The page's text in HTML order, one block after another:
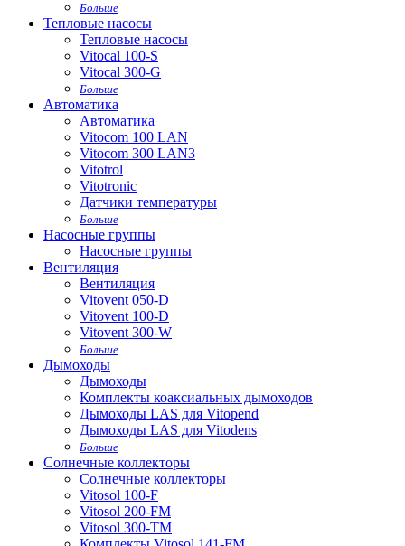
Больше
Тепловые насосы
Тепловые насосы
Vitocal 100-S
Vitocal 300-G
Больше
Автоматика
Автоматика
Vitocom 100 LAN
Vitocom 300 LAN3
Vitotrol
Vitotronic
Датчики температуры
Больше
Насосные группы
Насосные группы
Вентиляция
Вентиляция
Vitovent 050-D
Vitovent 100-D
Vitovent 300-W
Больше
Дымоходы
Дымоходы
Комплекты коаксиальных дымоходов
Дымоходы LAS для Vitopend
Дымоходы LAS для Vitodens
Больше
Солнечные коллекторы
Солнечные коллекторы
Vitosol 100-F
Vitosol 200-FM
Vitosol 300-TM